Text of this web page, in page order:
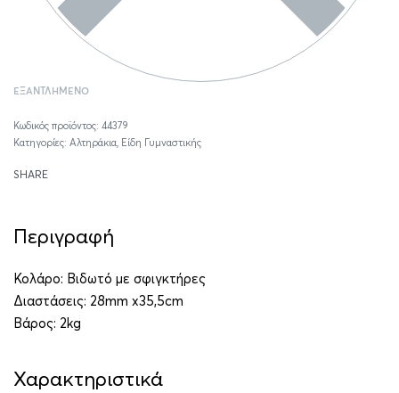
ΕΞΑΝΤΛΗΜΈΝΟ
44379
Κατηγορίες: Αλτηράκια, Είδη Γυμναστικής
SHARE
Περιγραφή
Κολάρο: Βιδωτό με σφιγκτήρες
Διαστάσεις: 28mm x35,5cm
Βάρος: 2kg
Χαρακτηριστικά